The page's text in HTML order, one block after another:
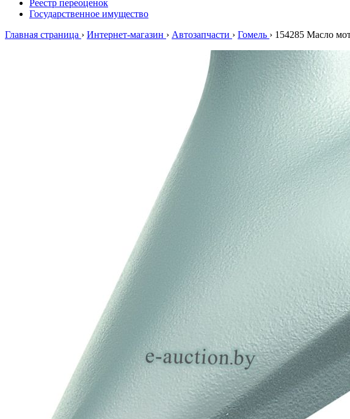
Реестр переоценок
Государственное имущество
Главная страница › Интернет-магазин › Автозапчасти › Гомель › 154285 Масло